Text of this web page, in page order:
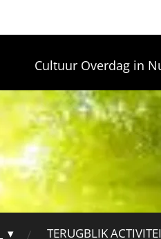
Cultuur Overdag in
TERUGBLIK